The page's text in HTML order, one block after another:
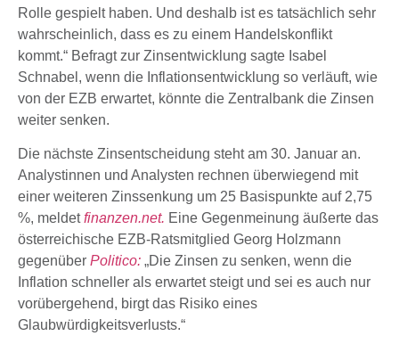
Rolle gespielt haben. Und deshalb ist es tatsächlich sehr
wahrscheinlich, dass es zu einem Handelskonflikt
kommt.“ Befragt zur Zinsentwicklung sagte Isabel
Schnabel, wenn die Inflationsentwicklung so verläuft, wie
von der EZB erwartet, könnte die Zentralbank die Zinsen
weiter senken.
Die nächste Zinsentscheidung steht am 30. Januar an.
Analystinnen und Analysten rechnen überwiegend mit
einer weiteren Zinssenkung um 25 Basispunkte auf 2,75
%, meldetfinanzen.net. Eine Gegenmeinung äußerte das
österreichische EZB-Ratsmitglied Georg Holzmann
gegenüber Politico: „Die Zinsen zu senken, wenn die
Inflation schneller als erwartet steigt und sei es auch nur
vorübergehend, birgt das Risiko eines
Glaubwürdigkeitsverlusts.“